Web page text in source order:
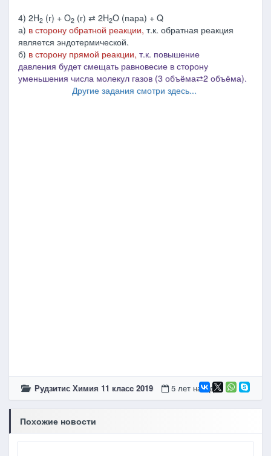
4) 2H2 (г) + O2 (г) ⇄ 2H2O (пара) + Q
а) в сторону обратной реакции, т.к. обратная реакция
является эндотермической.
б) в сторону прямой реакции, т.к. повышение
давления будет смещать равновесие в сторону
уменьшения числа молекул газов (3 объёма⇄2 объёма).
Другие задания смотри здесь...
Рудзитис Химия 11 класc 2019 5 лет назад
Похожие новости